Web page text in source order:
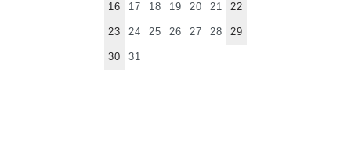
16 17 18 19 20 21 22
23 24 25 26 27 28 29
30 31